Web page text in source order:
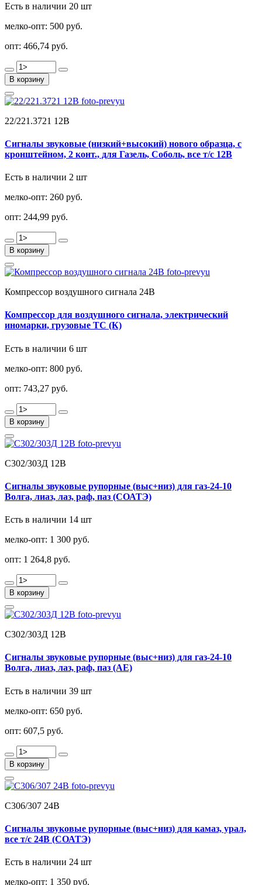
Есть в наличии 20 шт
мелко-опт: 500 руб.
опт: 466,74 руб.
В корзину
22/221.3721 12В
Сигналы звуковые (низкий+высокий) нового образца, с
кронштейном, 2 конт., для Газель, Соболь, все т/с 12В
Есть в наличии 2 шт
мелко-опт: 260 руб.
опт: 244,99 руб.
В корзину
Компрессор воздушного сигнала 24В
Компрессор для воздушного сигнала, электрический
иномарки, грузовые ТС (К)
Есть в наличии 6 шт
мелко-опт: 800 руб.
опт: 743,27 руб.
В корзину
С302/303Д 12В
Сигналы звуковые рупорные (выс+низ) для газ-24-10
Волга, лиаз, лаз, раф, паз (СОАТЭ)
Есть в наличии 14 шт
мелко-опт: 1 300 руб.
опт: 1 264,8 руб.
В корзину
С302/303Д 12В
Сигналы звуковые рупорные (выс+низ) для газ-24-10
Волга, лиаз, лаз, раф, паз (АЕ)
Есть в наличии 39 шт
мелко-опт: 650 руб.
опт: 607,5 руб.
В корзину
С306/307 24В
Сигналы звуковые рупорные (выс+низ) для камаз, урал,
все т/с 24В (СОАТЭ)
Есть в наличии 24 шт
мелко-опт: 1 350 руб.